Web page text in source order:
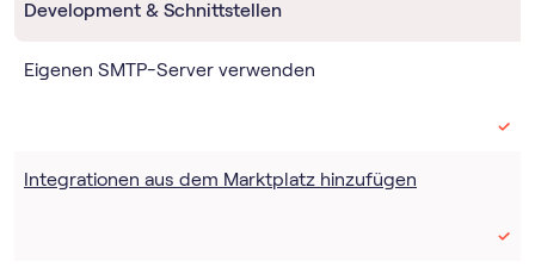
Development & Schnittstellen
Eigenen SMTP-Server verwenden
Integrationen aus dem Marktplatz hinzufügen